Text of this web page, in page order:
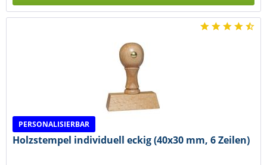
PERSONALISIERBAR
Holzstempel individuell eckig (40x30 mm, 6 Zeilen)